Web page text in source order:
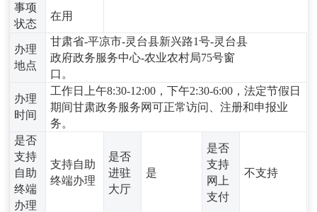
事项
状态
在用
办理
地点
甘肃省-平凉市-灵台县新兴路1号-灵台县
政府政务服务中心-农业农村局75号窗
口。
办理
时间
工作日上午8:30-12:00，下午2:30-6:00，法定节假日
期间甘肃政务服务网可正常访问、注册和申报业
务。
是否
支持
自助
终端
办理
支持自助
终端办理
是否
进驻
大厅
是
是否
支持
网上
支付
不支持